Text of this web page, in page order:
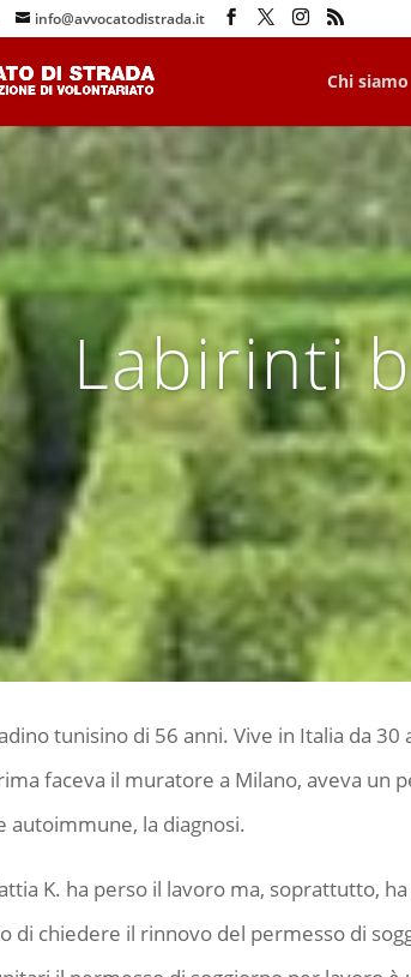
info@avvocatodistrada.it
Chi siamo
Labirinti
tunisino di 56 anni. Vive in Italia da
faceva il muratore a Milano, aveva un
autoimmune, la diagnosi.
K. ha perso il lavoro ma, soprattutto,
di chiedere il rinnovo del permesso di